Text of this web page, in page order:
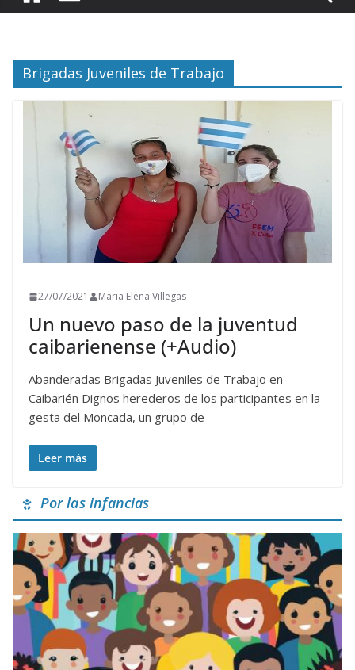
Brigadas Juveniles de Trabajo
27/07/2021 Maria Elena Villegas
Un nuevo paso de la juventud
caibarienense (+Audio)
Abanderadas Brigadas Juveniles de Trabajo en
Caibarién Dignos herederos de los participantes en la
gesta del Moncada, un grupo de
Leer más
Por las infancias